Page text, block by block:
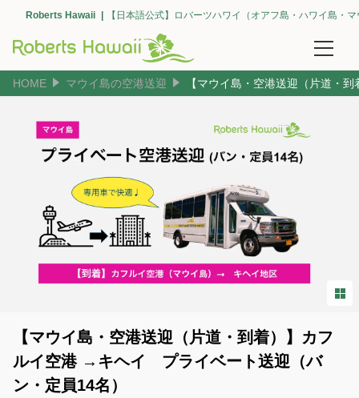
Roberts Hawaii 【日本語公式】ロバーツハワイ（オアフ島・ハワイ島・
予約確認
団体予約
空港送迎
【オアフ島】空港送迎（ホノルル・全て）
【オアフ島】エリアで選ぶ（ワイキキ）
【オアフ島】エリアで選ぶ（コオリナ・カポレイ）
【ハワイ島】空港送迎
HOME マウイ島の空港送迎 【マウイ島・空港送迎（片道・
【マウイ島・空港送迎（片道・到着）】カフ
ルイ空港 →キヘイ プライベート送迎（バ
ン・定員14名）